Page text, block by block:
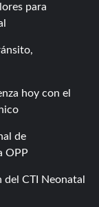
para
hoy con el
de
OPP
del CTI Neonatal